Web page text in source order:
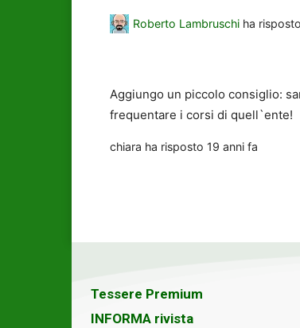
Roberto Lambruschi ha risposto
Aggiungo un piccolo consiglio:
frequentare i corsi di quell`ente!
chiara ha risposto 19 anni fa
Tessere Premium
INFORMA rivista